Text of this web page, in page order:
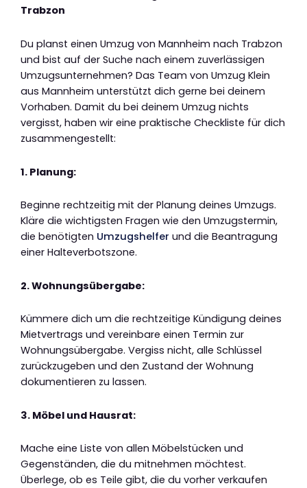
Trabzon
Du planst einen Umzug von Mannheim nach Trabzon
und bist auf der Suche nach einem zuverlässigen
Umzugsunternehmen? Das Team von Umzug Klein
aus Mannheim unterstützt dich gerne bei deinem
Vorhaben. Damit du bei deinem Umzug nichts
vergisst, haben wir eine praktische Checkliste für dich
zusammengestellt:
1. Planung:
Beginne rechtzeitig mit der Planung deines Umzugs.
Kläre die wichtigsten Fragen wie den Umzugstermin,
die benötigten Umzugshelfer und die Beantragung
einer Halteverbotszone.
2. Wohnungsübergabe:
Kümmere dich um die rechtzeitige Kündigung deines
Mietvertrags und vereinbare einen Termin zur
Wohnungsübergabe. Vergiss nicht, alle Schlüssel
zurückzugeben und den Zustand der Wohnung
dokumentieren zu lassen.
3. Möbel und Hausrat:
Mache eine Liste von allen Möbelstücken und
Gegenständen, die du mitnehmen möchtest.
Überlege, ob es Teile gibt, die du vorher verkaufen